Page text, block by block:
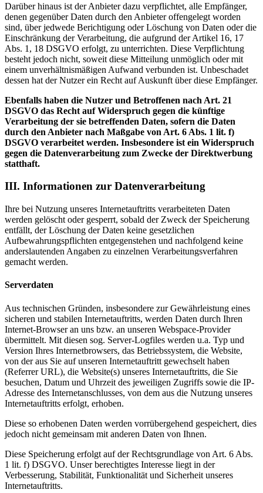
Darüber hinaus ist der Anbieter dazu verpflichtet, alle Empfänger,
denen gegenüber Daten durch den Anbieter offengelegt worden
sind, über jedwede Berichtigung oder Löschung von Daten oder die
Einschränkung der Verarbeitung, die aufgrund der Artikel 16, 17
Abs. 1, 18 DSGVO erfolgt, zu unterrichten. Diese Verpflichtung
besteht jedoch nicht, soweit diese Mitteilung unmöglich oder mit
einem unverhältnismäßigen Aufwand verbunden ist. Unbeschadet
dessen hat der Nutzer ein Recht auf Auskunft über diese Empfänger.
Ebenfalls haben die Nutzer und Betroffenen nach Art. 21
DSGVO das Recht auf Widerspruch gegen die künftige
Verarbeitung der sie betreffenden Daten, sofern die Daten
durch den Anbieter nach Maßgabe von Art. 6 Abs. 1 lit. f)
DSGVO verarbeitet werden. Insbesondere ist ein Widerspruch
gegen die Datenverarbeitung zum Zwecke der Direktwerbung
statthaft.
III. Informationen zur Datenverarbeitung
Ihre bei Nutzung unseres Internetauftritts verarbeiteten Daten
werden gelöscht oder gesperrt, sobald der Zweck der Speicherung
entfällt, der Löschung der Daten keine gesetzlichen
Aufbewahrungspflichten entgegenstehen und nachfolgend keine
anderslautenden Angaben zu einzelnen Verarbeitungsverfahren
gemacht werden.
Serverdaten
Aus technischen Gründen, insbesondere zur Gewährleistung eines
sicheren und stabilen Internetauftritts, werden Daten durch Ihren
Internet-Browser an uns bzw. an unseren Webspace-Provider
übermittelt. Mit diesen sog. Server-Logfiles werden u.a. Typ und
Version Ihres Internetbrowsers, das Betriebssystem, die Website,
von der aus Sie auf unseren Internetauftritt gewechselt haben
(Referrer URL), die Website(s) unseres Internetauftritts, die Sie
besuchen, Datum und Uhrzeit des jeweiligen Zugriffs sowie die IP-
Adresse des Internetanschlusses, von dem aus die Nutzung unseres
Internetauftritts erfolgt, erhoben.
Diese so erhobenen Daten werden vorrübergehend gespeichert, dies
jedoch nicht gemeinsam mit anderen Daten von Ihnen.
Diese Speicherung erfolgt auf der Rechtsgrundlage von Art. 6 Abs.
1 lit. f) DSGVO. Unser berechtigtes Interesse liegt in der
Verbesserung, Stabilität, Funktionalität und Sicherheit unseres
Internetauftritts.